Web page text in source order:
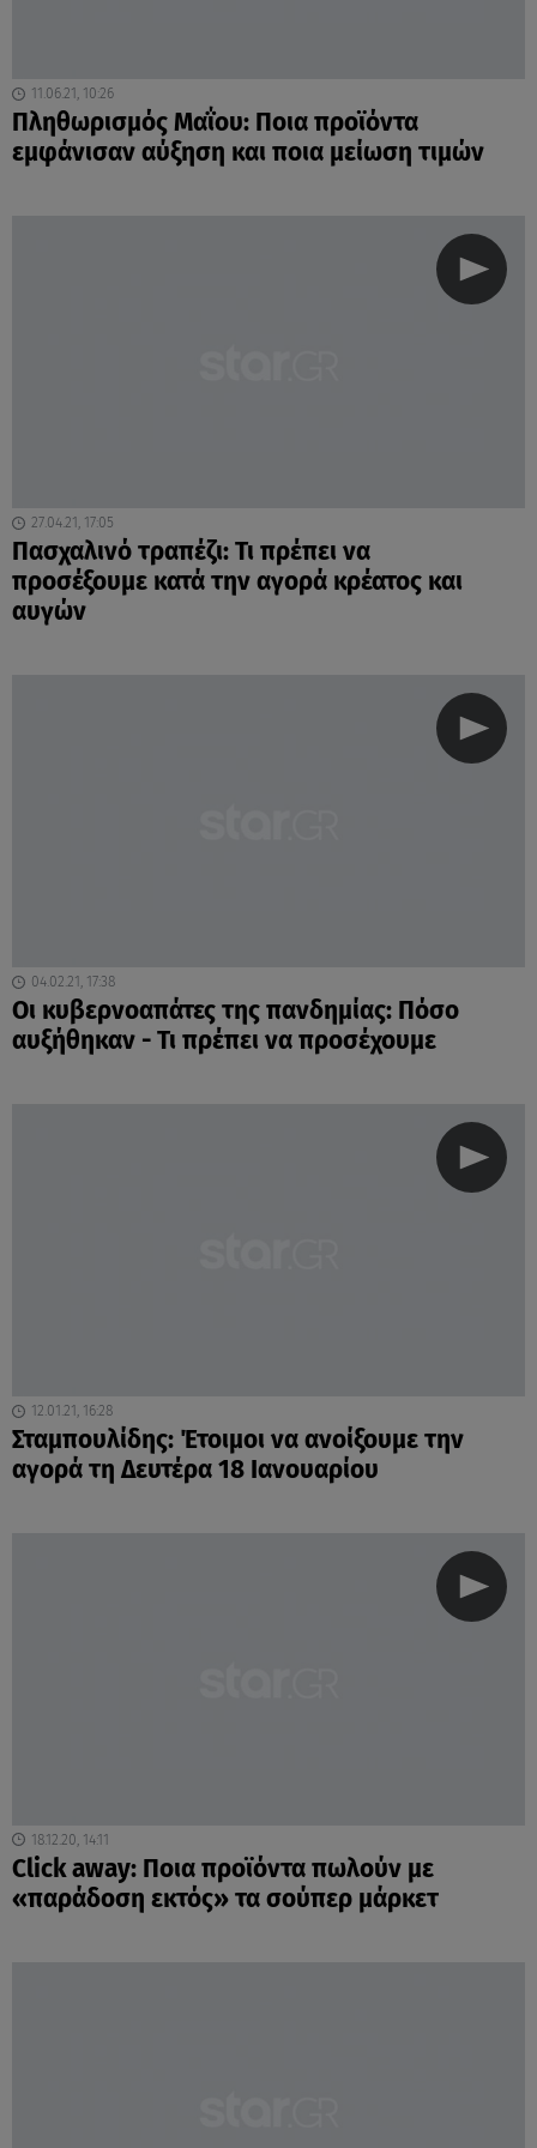
11.06.21, 10:26
Πληθωρισμός Μαΐου: Ποια προϊόντα
εμφάνισαν αύξηση και ποια μείωση τιμών
27.04.21, 17:05
Πασχαλινό τραπέζι: Τι πρέπει να
προσέξουμε κατά την αγορά κρέατος και
αυγών
04.02.21, 17:38
Οι κυβερνοαπάτες της πανδημίας: Πόσο
αυξήθηκαν - Τι πρέπει να προσέχουμε
12.01.21, 16:28
Σταμπουλίδης: Έτοιμοι να ανοίξουμε την
αγορά τη Δευτέρα 18 Ιανουαρίου
18.12.20, 14:11
Click away: Ποια προϊόντα πωλούν με
«παράδοση εκτός» τα σούπερ μάρκετ